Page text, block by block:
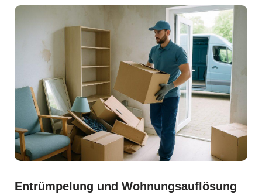
Entrümpelung und Wohnungsauflösung